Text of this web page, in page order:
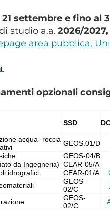
21 settembre e fino al
studio a.a. 2026/
area pubblica,
opzionali
SSD
acqua- roccia GEOS.01/D
GEOS-04/B
da Ingegneria) CEAR-05/A
idrografici
CEAR-01/A
GEOS-
02/C
GEOS-
02/C